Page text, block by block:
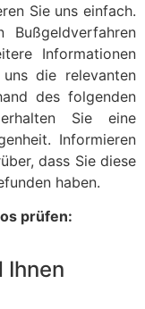
Sie uns einfach.
Informationen
die relevanten
des folgenden
Sie eine
Informieren
dass Sie diese
haben.
prüfen:
Ihnen